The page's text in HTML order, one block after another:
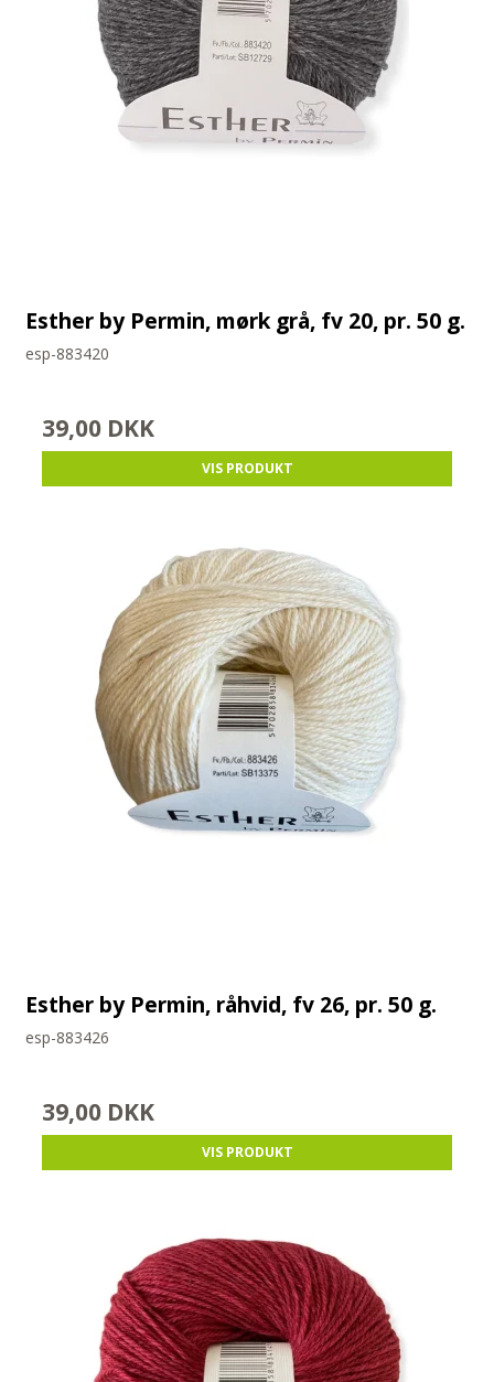
Esther by Permin, mørk grå, fv 20, pr. 50 g.
esp-883420
39,00 DKK
VIS PRODUKT
Esther by Permin, råhvid, fv 26, pr. 50 g.
esp-883426
39,00 DKK
VIS PRODUKT